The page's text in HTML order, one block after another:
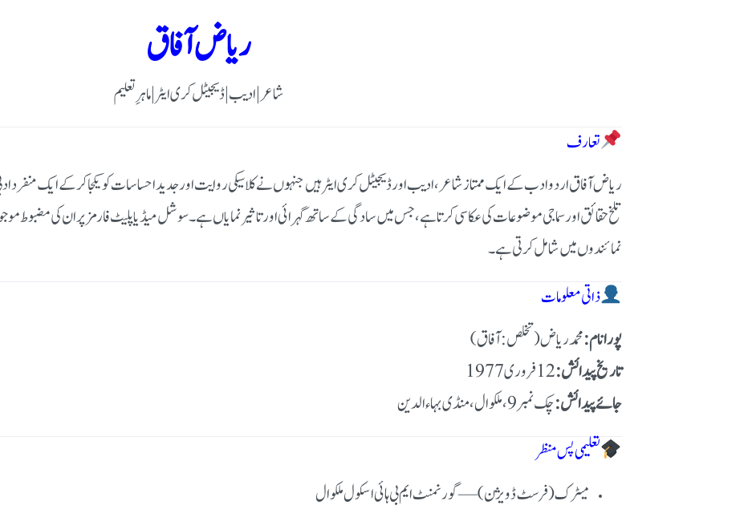
ریاض آفاق
شاعر | ادیب | ڈیجیٹل کری ایٹر | ماہرِ تعلیم
تعارف
ریاض آفاق اردو ادب کے ایک ممتاز شاعر، ادیب اور ڈیجیٹل کری ایٹر ہیں جنہوں نے کلاسیکی روایت اور جدید احساسات کو یکجا کر کے ایک منفرد
تلخ حقائق اور سماجی موضوعات کی عکاسی کرتا ہے، جس میں سادگی کے ساتھ گہرائی اور تاثیر نمایاں ہے۔ سوشل میڈیا پلیٹ فارمز پر ان کی مضبوط
نمائندوں میں شامل کرتی ہے۔
ذاتی معلومات
پورا نام:محمد ریاض (تخلص: آفاق)
تاریخ پیدائش:
جائے پیدائش:چک نمبر 9، ملکوال ، منڈی بہاءالدین
تعلیمی پس منظر
میٹرک (فرسٹ ڈویژن) — گورنمنٹ ایم بی ہائی اسکول ملکوال